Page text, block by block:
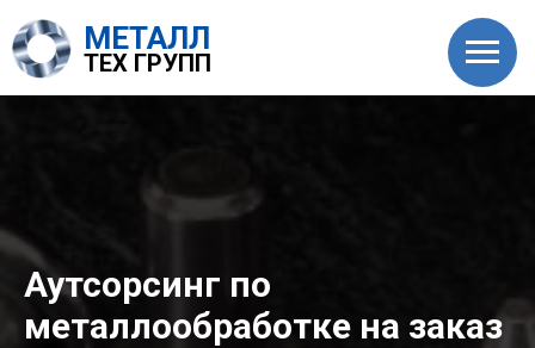
ТЕХ ГРУПП
МЕТАЛЛ
Аутсорсинг по
металлообработке на заказ